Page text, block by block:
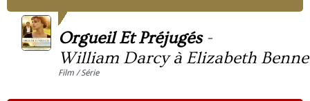
Orgueil Et Préjugés-
William Darcy à Elizabeth
Film / Série